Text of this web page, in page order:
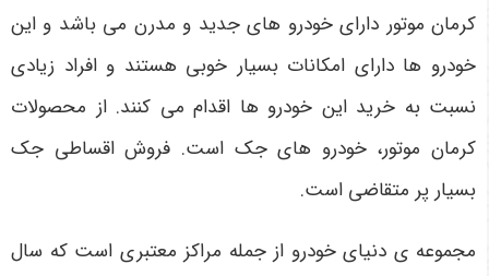
کرمان موتور دارای خودرو های جدید و مدرن می باشد و این
خودرو ها دارای امکانات بسیار خوبی هستند و افراد زیادی
نسبت به خرید این خودرو ها اقدام می کنند. از محصولات
کرمان موتور، خودرو های جک است. فروش اقساطی جک
بسیار پر متقاضی است.
مجموعه ی دنیای خودرو از جمله مراکز معتبری است که سال